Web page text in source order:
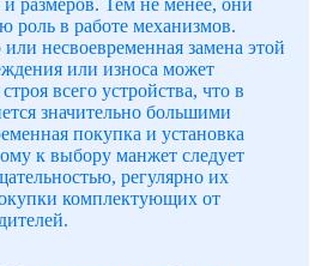
размеров. Тем не менее, они
роль в работе механизмов.
несвоевременная замена этой
или износа может
всего устройства, что в
значительно большими
покупка и установка
к выбору манжет следует
регулярно их
комплектующих от